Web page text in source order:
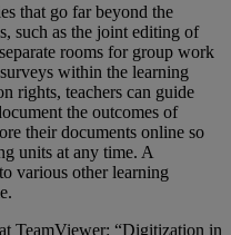
that go far beyond the
such as the joint editing of
rooms for group work
within the learning
rights, teachers can guide
the outcomes of
their documents online so
units at any time. A
various other learning
TeamViewer: “Digitization in